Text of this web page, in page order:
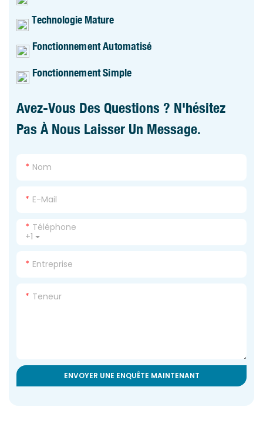
Technologie Mature
Fonctionnement Automatisé
Fonctionnement Simple
Avez-Vous Des Questions ? N'hésitez
Pas À Nous Laisser Un Message.
Nom
E-Mail
+1
Téléphone
Entreprise
Teneur
ENVOYER UNE ENQUÊTE MAINTENANT